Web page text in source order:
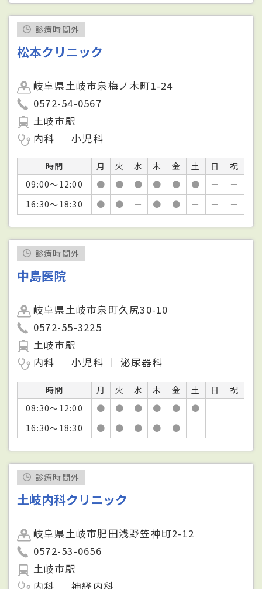
診療時間外
松本クリニック
岐阜県土岐市泉梅ノ木町1-24
0572-54-0567
土岐市駅
内科
小児科
時間 月 火 水 木 金 土 日
祝
09:00～12:00
● ● ● ● ● ● －
－
16:30～18:30
● ● － ● ● － － －
診療時間外
中島医院
岐阜県土岐市泉町久尻30-10
0572-55-3225
土岐市駅
内科
小児科 泌尿器科
時間 月 火 水 木 金 土 日
祝
08:30～12:00
● ● ● ● ● ● －
－
16:30～18:30
● ● ● ● ● － － －
診療時間外
土岐内科クリニック
岐阜県土岐市肥田浅野笠神町2-12
0572-53-0656
土岐市駅
内科
神経内科